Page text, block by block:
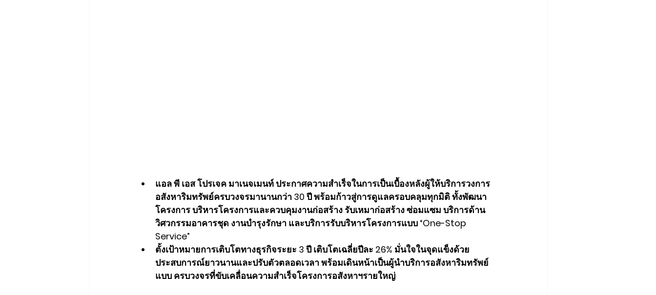
แอล พี เอส โปรเจค มาเนจเมนท์ ประกาศความสำเร็จในการเป็นเบื้องหลังผู้ให้บริการวงการ
อสังหาริมทรัพย์ครบวงจรมานานกว่า 30 ปี พร้อมก้าวสู่การดูแลครอบคลุมทุกมิติ ทั้งพัฒนา
โครงการ บริหารโครงการและควบคุมงานก่อสร้าง รับเหมาก่อสร้าง ซ่อมแซม บริการด้าน
วิศวกรรมอาคารชุด งานบำรุงรักษา และบริการรับบริหารโครงการแบบ “One-Stop
Service”
ตั้งเป้าหมายการเติบโตทางธุรกิจระยะ 3 ปี เติบโตเฉลี่ยปีละ 26% มั่นใจในจุดแข็งด้วย
ประสบการณ์ยาวนานและปรับตัวตลอดเวลา พร้อมเดินหน้าเป็นผู้นำบริการอสังหาริมทรัพย์
แบบ ครบวงจรที่ขับเคลื่อนความสำเร็จโครงการอสังหาฯรายใหญ่